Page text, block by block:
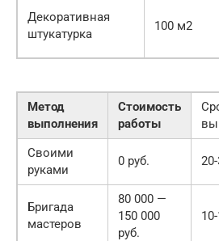
Декоративная
штукатурка
100 м2
Метод
выполнения
Стоимость
работы
Своими
руками
0 руб.
Бригада
мастеров
80 000 —
150 000
руб.